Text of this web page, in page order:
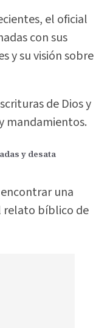
el oficial
con sus
y su visión sobre
de Dios y
mandamientos.
y desata
una
relato bíblico de